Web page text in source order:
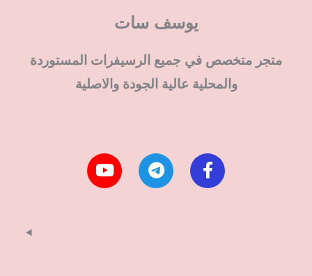
يوسف سات
متجر متخصص في جميع الرسيفرات المستوردة
والمحلية عالية الجودة والاصلية